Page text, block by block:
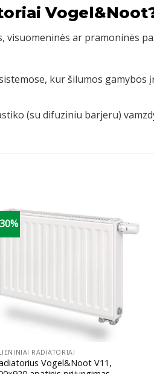
visuomeninės ar pramoninės
kur šilumos gamybos
(su difuziniu barjeru)
RADIATORIAI
Vogel&Noot V11,